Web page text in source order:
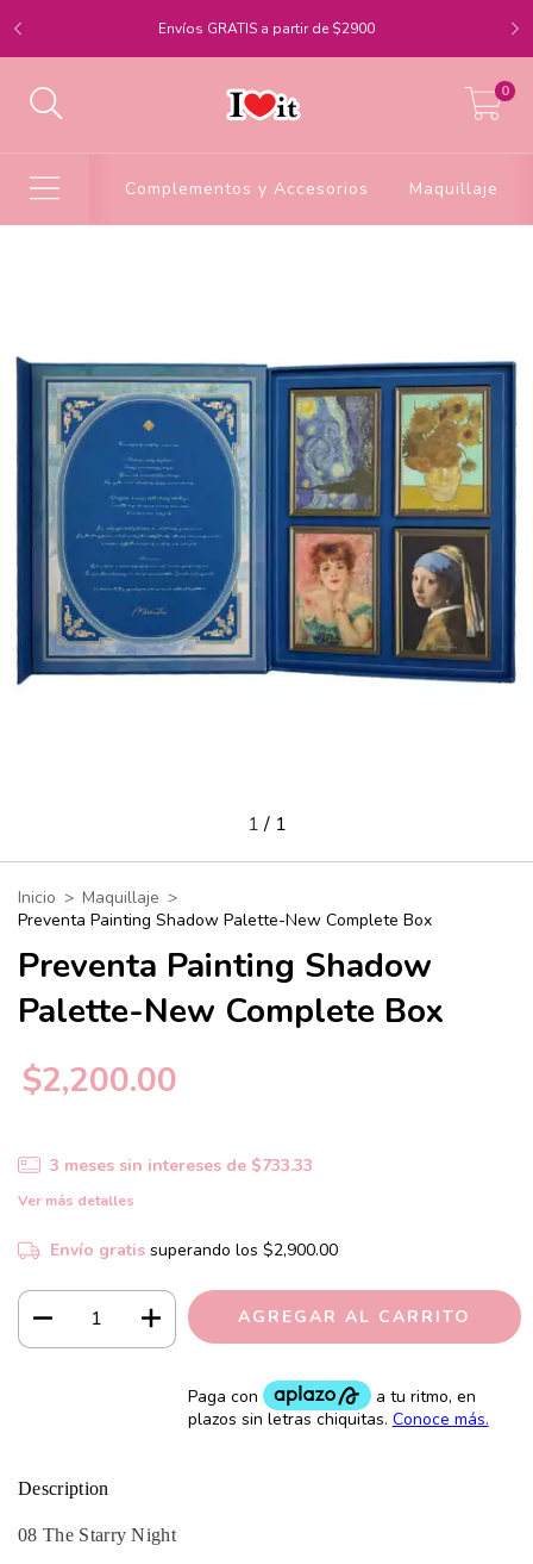
Envíos GRATIS a partir de $2900
0
Complementos y Accesorios Maquillaje
1/ 1
Inicio > Maquillaje >
Preventa Painting Shadow Palette-New Complete Box
Preventa Painting Shadow
Palette-New Complete Box
$2,200.00
3 meses sin intereses de $733.33
Ver más detalles
Envío gratis superando los $2,900.00
Description
08 The Starry Night